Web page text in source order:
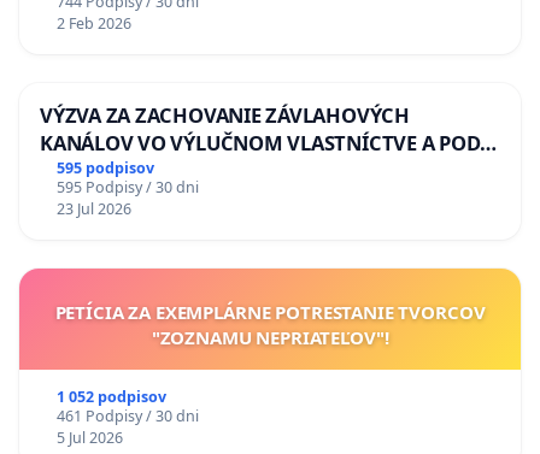
2 Feb 2026
VÝZVA ZA ZACHOVANIE ZÁVLAHOVÝCH
KANÁLOV VO VÝLUČNOM VLASTNÍCTVE A POD
KONTROLOU SLOVENSKEJ REPUBLIKY & žiadosť
na riešenie zanedbaného stavu závlahových a
odvodňovacích kanálov na Slovensku
595 podpisov
595 Podpisy / 30 dni
23 Jul 2026
PETÍCIA ZA EXEMPLÁRNE POTRESTANIE TVORCOV
"ZOZNAMU NEPRIATEĽOV"!
1 052 podpisov
461 Podpisy / 30 dni
5 Jul 2026